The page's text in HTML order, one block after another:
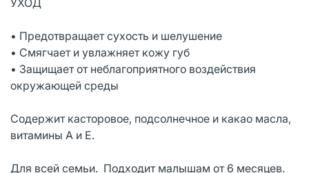
• Предотвращает сухость и шелушение
• Смягчает и увлажняет кожу губ
• Защищает от неблагоприятного воздействия
окружающей среды
Содержит касторовое, подсолнечное и какао масла,
витамины А и Е.
Для всей семьи. Подходит малышам от 6 месяцев.